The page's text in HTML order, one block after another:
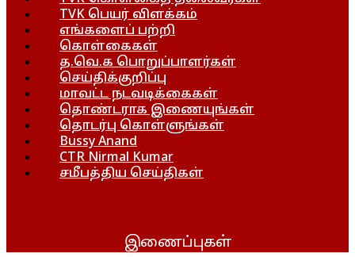
TVK பெயர் விளக்கம்
எங்களைப் பற்றி
கொள்கைகள்
த.வெ.க பொறுப்பாளர்கள்
செய்திக்குறிப்பு
மாவட்ட நடவடிக்கைகள்
தொண்டராக இணையுங்கள்
தொடர்பு கொள்ளுங்கள்
Bussy Anand
CTR Nirmal Kumar
சமீபத்திய செய்திகள்
இணைப்புகள்